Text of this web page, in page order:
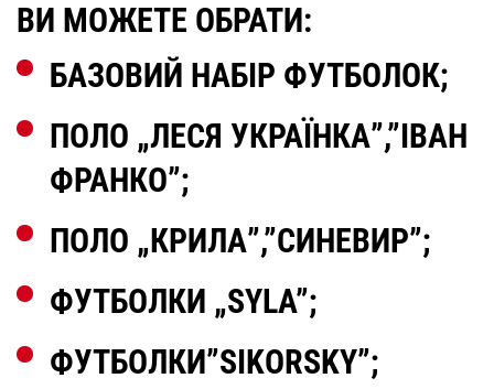
ВИ МОЖЕТЕ ОБРАТИ:
БАЗОВИЙ НАБІР ФУТБОЛОК;
ПОЛО „ЛЕСЯ УКРАЇНКА”,”ІВАН
ФРАНКО”;
ПОЛО „КРИЛА”,”СИНЕВИР”;
ФУТБОЛКИ „SYLA”;
ФУТБОЛКИ”SIKORSKY”;